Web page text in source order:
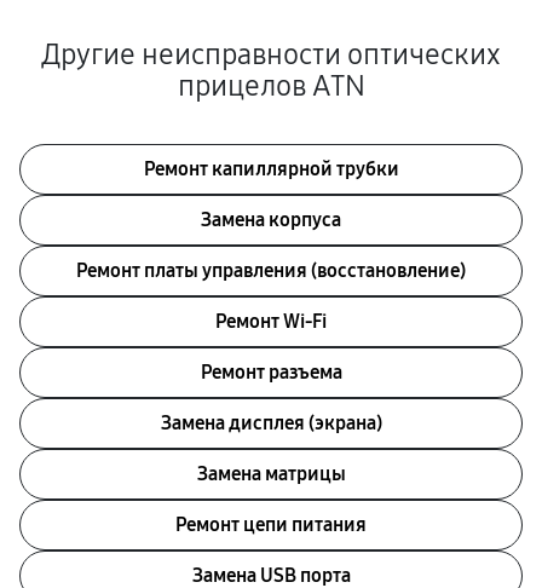
Другие неисправности оптических
прицелов ATN
Ремонт капиллярной трубки
Замена корпуса
Ремонт платы управления (восстановление)
Ремонт Wi-Fi
Ремонт разъема
Замена дисплея (экрана)
Замена матрицы
Ремонт цепи питания
Замена USB порта